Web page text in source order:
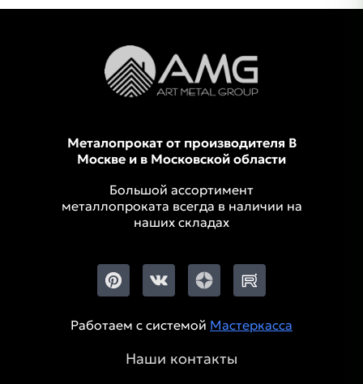
Металопрокат от производителя В
Москве и в Московской области
Большой ассортимент
металлопроката всегда в наличии на
наших складах
Работаем с системой Мастеркасса
Наши контакты